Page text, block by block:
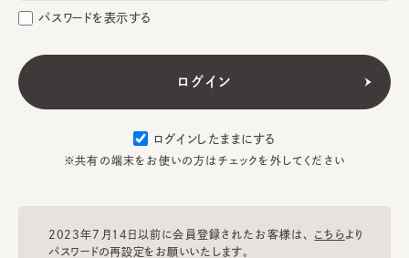
パスワードを表示する
ログインしたままにする
※共有の端末をお使いの方はチェックを外してください
2023年7月14日以前に会員登録されたお客様は、 こちらより
パスワードの再設定をお願いいたします。